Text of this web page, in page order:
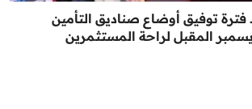
فترة توفيق أوضاع صناديق التأمين